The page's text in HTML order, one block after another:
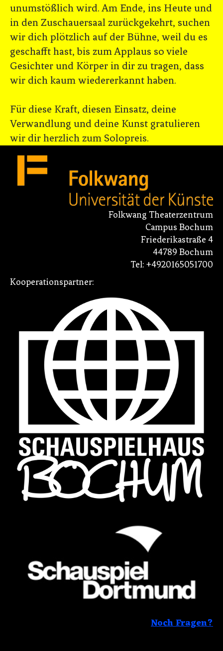
unumstößlich wird. Am Ende, ins Heute und
in den Zuschauersaal zurückgekehrt, suchen
wir dich plötzlich auf der Bühne, weil du es
geschafft hast, bis zum Applaus so viele
Gesichter und Körper in dir zu tragen, dass
wir dich kaum wiedererkannt haben.
Für diese Kraft, diesen Einsatz, deine
Verwandlung und deine Kunst gratulieren
wir dir herzlich zum Solopreis.
Folkwang Theaterzentrum
Campus Bochum
Friederikastraße 4
44789 Bochum
Tel: +4920165051700
Kooperationspartner:
Noch Fragen?